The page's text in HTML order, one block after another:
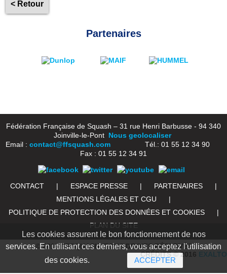
< Retour
Partenaires
Fédération Française de Squash – 31 rue Henri Barbusse - 94 340
Joinville-le-Pont Nous geolocaliser
Email : contact@ffsquash.comTél.: 01 55 12 34 90
Fax : 01 55 12 34 91
CONTACT | ESPACE PRESSE | PARTENAIRES
|
MENTIONS LÉGALES ET CGU
|
POLITIQUE DE PROTECTION DES DONNÉES ET COOKIES
|
PLAN DU SITE
© 2016 FFSQUASH. TOUS DROITS RÉSERVÉS
CRÉDITS © 2016 EXALTO
Les cookies assurent le bon fonctionnement de nos
services. En utilisant ces derniers, vous acceptez l'utilisation
des cookies.
ACCEPTER